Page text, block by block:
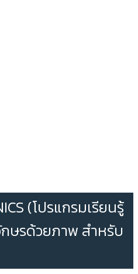
(โปรแกรมเรียนรู้
ษรด้วยภาพ สำหรับ